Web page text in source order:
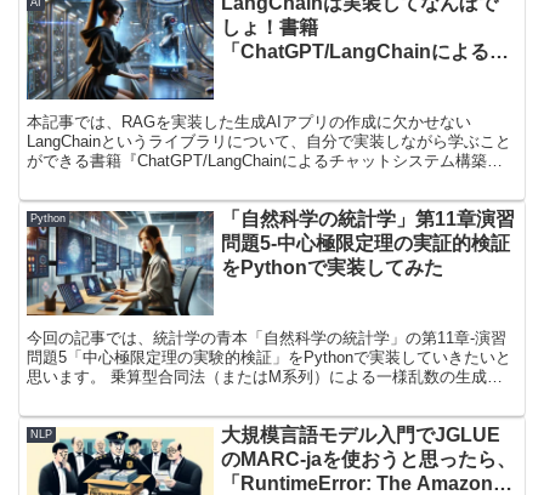
しょ！書籍
「ChatGPT/LangChainによるチ
違う実装してみた 〜
本記事では、RAGを実装した生成AIアプリの作成に欠かせない
LangChainというライブラリについて、自分で実装しながら学ぶこと
ができる書籍『ChatGPT/LangChainによるチャットシステム構築
す！ 本書はPythonについてある程度理解している方であれば誰でも
挑戦できるほど、分かりやすくLangChainについて書かれている1冊
になります！ 「RAGについての知見を深めたい」「社内で生成AIに
関する機運が高まっているので、生成AIを使った簡単なアプリを作れ
るようになりたい」という野心あふれる方におすすめの書籍です！
Python
「自然科学の統計学」第11章演習
問題5-中心極限定理の実証的検証
をPythonで実装してみた
今回の記事では、統計学の青本「自然科学の統計学」の第11章-演習
問題5「中心極限定理の実験的検証」をPythonで実装していきたいと
思います。 乗算型合同法（またはM系列）による一様乱数の生成、
然科学の統計学で学習した内容の総まとめ的な演習問題となっている
ので、ぜひ問題としてチャレンジしていただけると幸いです！
NLP
大規模言語モデル入門でJGLUE
のMARC-jaを使おうと思ったら、
「RuntimeError: The Amazon